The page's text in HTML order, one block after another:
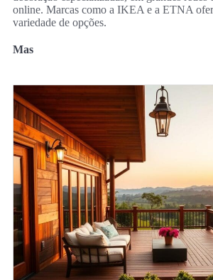
online. Marcas como a IKEA e a ETNA
variedade de opções.
Mas